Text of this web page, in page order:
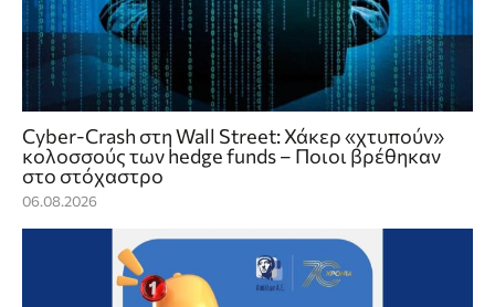
Cyber-Crash στη Wall Street: Χάκερ «χτυπούν»
κολοσσούς των hedge funds – Ποιοι βρέθηκαν
στο στόχαστρο
06.08.2026